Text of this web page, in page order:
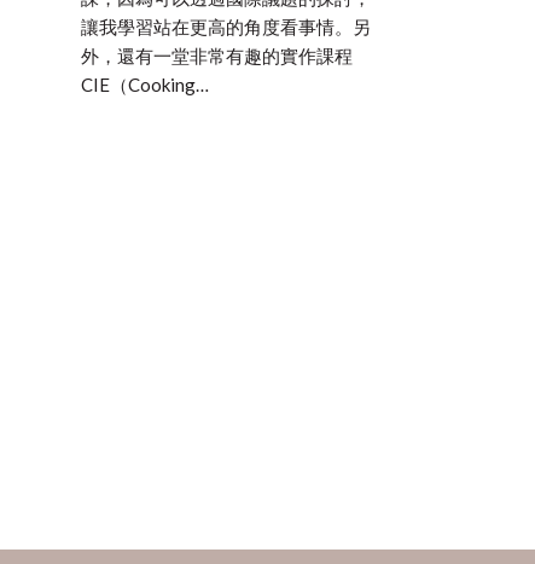
讓我學習站在更高的角度看事情。另
外，還有一堂非常有趣的實作課程
CIE（Cooking…